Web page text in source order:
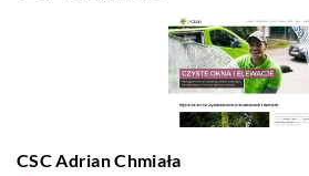
CSC Adrian Chmiała